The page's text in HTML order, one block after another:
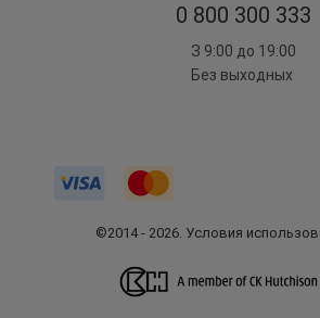
0 800 300 333
З 9:00 до 19:00
Без выходных
©2014 - 2026. Условия